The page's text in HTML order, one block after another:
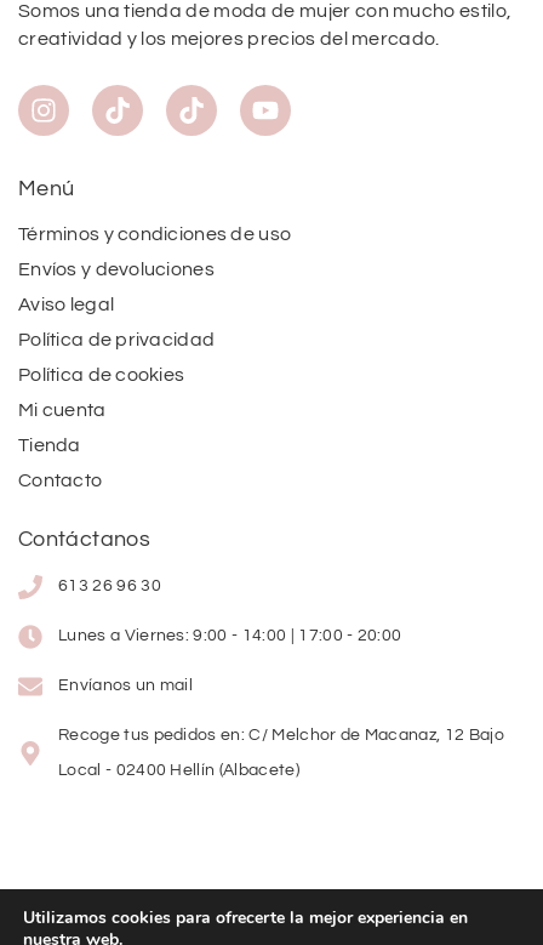
Somos una tienda de moda de mujer con mucho estilo,
creatividad y los mejores precios del mercado.
Menú
Términos y condiciones de uso
Envíos y devoluciones
Aviso legal
Política de privacidad
Política de cookies
Mi cuenta
Tienda
Contacto
Contáctanos
613 26 96 30
Lunes a Viernes: 9:00 - 14:00 | 17:00 - 20:00
Envíanos un mail
Recoge tus pedidos en: C/ Melchor de Macanaz, 12 Bajo
Local - 02400 Hellín (Albacete)
Utilizamos cookies para ofrecerte la mejor experiencia en
nuestra web.